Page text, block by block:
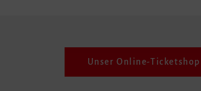
Unser Online-Ticketshop